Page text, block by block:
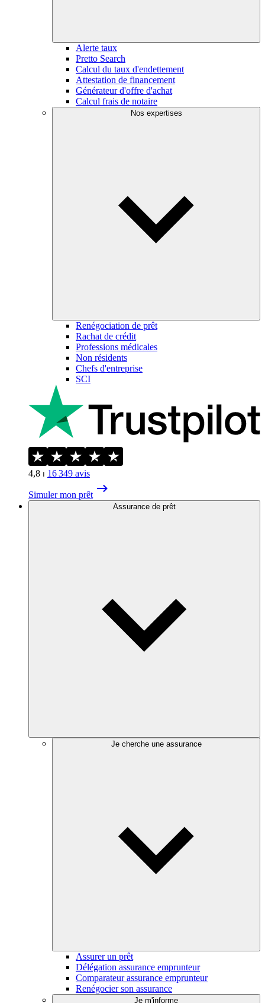
Alerte taux
Pretto Search
Calcul du taux d'endettement
Attestation de financement
Générateur d'offre d'achat
Calcul frais de notaire
Nos expertises
Renégociation de prêt
Rachat de crédit
Professions médicales
Non résidents
Chefs d'entreprise
SCI
4,8 ⏐ 16 349 avis
Simuler mon prêt
Assurance de prêt
Je cherche une assurance
Assurer un prêt
Délégation assurance emprunteur
Comparateur assurance emprunteur
Renégocier son assurance
Je m'informe